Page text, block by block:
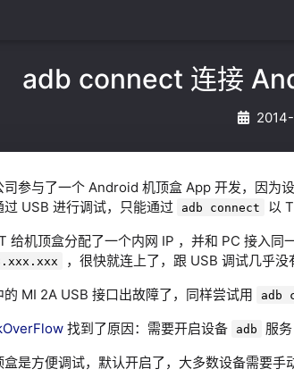
adb connect 连接
司参与了一个 Android 机顶盒 App 开发，因为
过 USB 进行调试，只能通过
adb connect
以
给机顶盒分配了一个内网 IP ，并和 PC 接入同
，很快就连上了，跟 USB 调试几乎没
的 MI 2A USB 接口出故障了，同样尝试用
adb
找到了原因：需要开启设备 adb
服
是方便调试，默认开启了，大多数设备需要手